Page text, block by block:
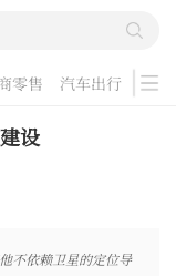
零售 汽车出行
游戏
设
不依赖卫星的定位导